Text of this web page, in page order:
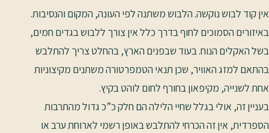
אין קוד לבוש נוקשה. הלבוש משתנה לפי העונה, המקום והנסיבות.
באיזורים הסמוכים לחוף בדרך כלל אין צורך ללבוש בגדים חמים,
בשל האקלים הנוח. בעוד שבפנים הארץ, בהחלט צריך להתלבש
בהתאם למזג האוויר, שכן תנאי הטמפרטורה משתנים מקיצוניות
אחת לשנייה, מקיפאון בחורף לחום לוהט בקיץ.
בעניין זה, אולי בגלל שחיי הלילה הם חלק כ”כ גדול מהתרבות
הספרדית, אין זה הכרחי להתלבש באופן רשמי לארוחת ערב או